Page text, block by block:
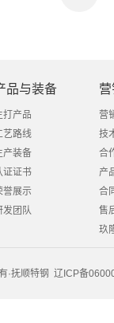
品与装备
打产品
艺路线
产装备
证证书
誉展示
发团队
营
技
合
产
合
售
玖
·抚顺特钢 辽ICP备